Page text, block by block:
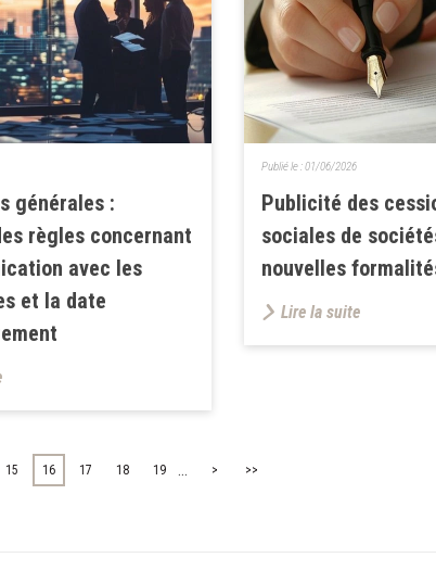
générales :
règles concernant
avec les
et la date
Publicité des
sociales de
nouvelles
Publié le :01/06/2026
Lire la suite
15 16 17 18 19 ... > >>